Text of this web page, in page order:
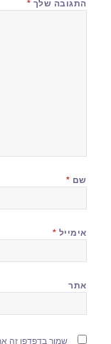
התגובה שלך *
שם *
אימייל *
אתר
שמור בדפדפן זה